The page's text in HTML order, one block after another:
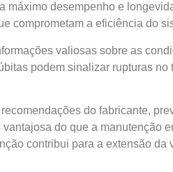
máximo desempenho e
comprometam a eficiência do
valiosas sobre as
podem sinalizar rupturas
do fabricante,
do que a
contribui para a extensão